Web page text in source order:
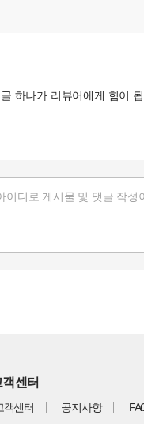
객센터
객센터 공지사항